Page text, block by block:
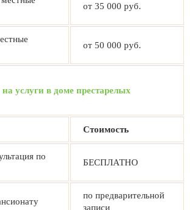
от 35 000 руб.
от 50 000 руб.
услуги в доме престарелых
Стоимость
по
БЕСПЛАТНО
по предварительной
записи